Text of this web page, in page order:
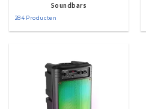
Soundbars
284 Producten